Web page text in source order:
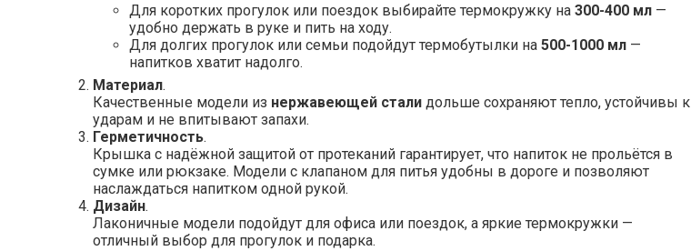
Для коротких прогулок или поездок выбирайте термокружку на 300-400 мл —
удобно держать в руке и пить на ходу.
Для долгих прогулок или семьи подойдут термобутылки на 500-1000 мл —
напитков хватит надолго.
Материал.
Качественные модели из нержавеющей стали дольше сохраняют тепло, устойчивы к
ударам и не впитывают запахи.
Герметичность.
Крышка с надёжной защитой от протеканий гарантирует, что напиток не прольётся в
сумке или рюкзаке. Модели с клапаном для питья удобны в дороге и позволяют
наслаждаться напитком одной рукой.
Дизайн.
Лаконичные модели подойдут для офиса или поездок, а яркие термокружки —
отличный выбор для прогулок и подарка.